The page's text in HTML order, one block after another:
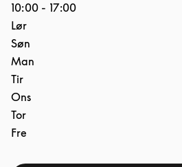
10:00 - 17:00
Ugedag
Lør
Søn
Man
Tir
Ons
Tor
Fre